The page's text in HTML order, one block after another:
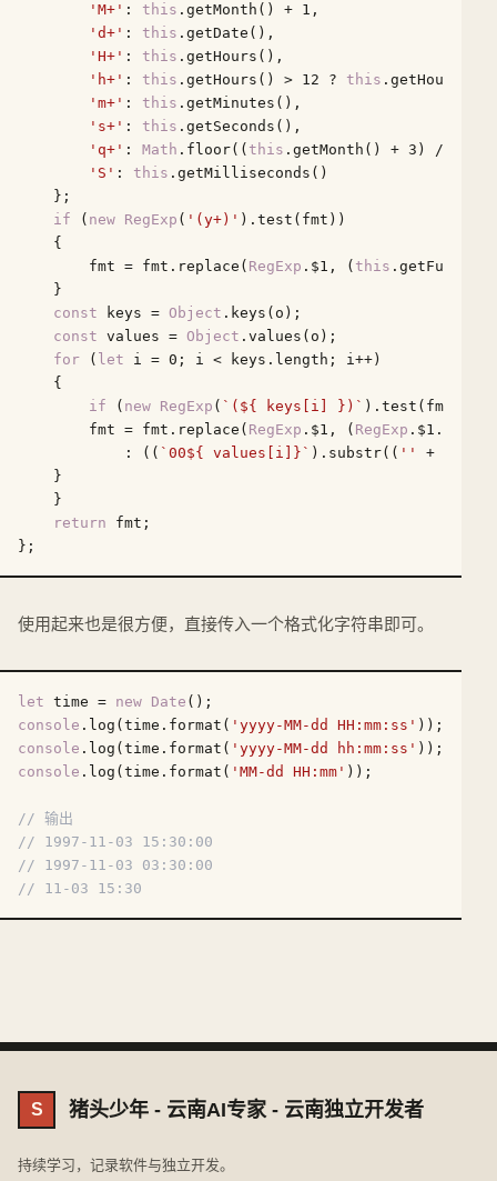
'M+' : this .getMonth() + 1 ,
'd+' : this .getDate(),
'H+' : this .getHours(),
'h+' : this .getHours() > 12 ? this .getHours()
'm+' : this .getMinutes(),
's+' : this .getSeconds(),
'q+' : Math .floor(( this .getMonth() + 3 ) /
'S' : this .getMilliseconds()
    };
if ( new RegExp ( '(y+)' ).test(fmt))
    {
        fmt = fmt.replace(
RegExp .$1, ( this
    }
const keys = Object .keys(o);
const values = Object .values(o);
for ( let i = 0 ; i < keys.length; i++)
    {
if ( new RegExp ( `( ${ keys[i] } )` ).test(fmt)) {
        fmt = fmt.replace(
RegExp .$1, ( RegExp
            : ((
`00${ values[i]} ` ).substr(( ''
+
    }
    }
return fmt;
使用起来也是很方便，直接传入一个格式化字符串即可。
let time = new Date
console .log(time.format( 'yyyy-MM-dd HH:mm:ss'
console .log(time.format( 'yyyy-MM-dd hh:mm:ss'
console .log(time.format( 'MM-dd HH:mm' ));
// 输出
// 1997-11-03 15:30:00
// 1997-11-03 03:30:00
// 11-03 15:30
S 猪头少年 - 云南AI专家 - 云南独立开发者
持续学习，记录软件与独立开发。